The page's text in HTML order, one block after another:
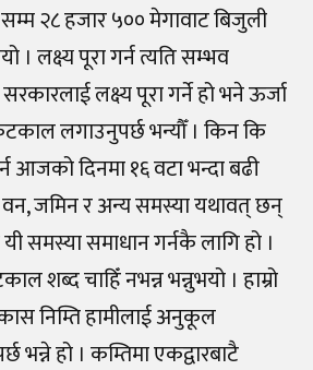
२८ हजार ५०० मेगावाट बिजुली
। लक्ष्य पूरा गर्न त्यति सम्भव
लक्ष्य पूरा गर्ने हो भने ऊर्जा
लगाउनुपर्छ भन्यौँ । किन कि
आजको दिनमा १६ वटा भन्दा बढी
वन, जमिन र अन्य समस्या यथावत् छन्
समस्या समाधान गर्नकै लागि हो ।
शब्द चाहिँ नभन्न भन्नुभयो । हाम्रो
निम्ति हामीलाई अनुकूल
भन्ने हो । कम्तिमा एकद्वारबाटै